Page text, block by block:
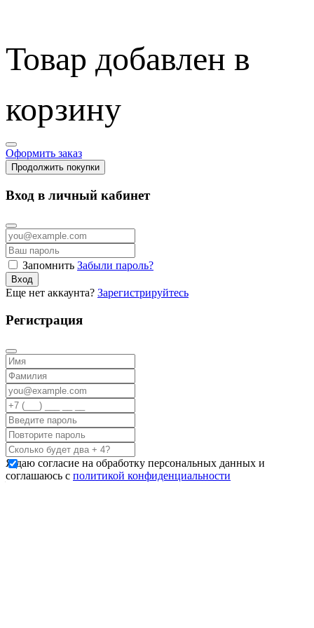
Товар добавлен в
корзину
Оформить заказ
Продолжить покупки
Вход в личный кабинет
Запомнить Забыли пароль?
Вход
Еще нет аккаунта? Зарегистрируйтесь
Регистрация
Я даю согласие на обработку персональных данных и
соглашаюсь с политикой конфиденциальности